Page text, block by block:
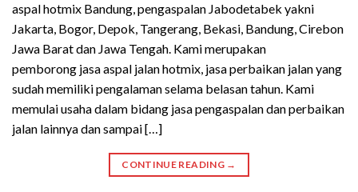
aspal hotmix Bandung, pengaspalan Jabodetabek yakni
Jakarta, Bogor, Depok, Tangerang, Bekasi, Bandung, Cirebon
Jawa Barat dan Jawa Tengah. Kami merupakan
pemborong jasa aspal jalan hotmix, jasa perbaikan jalan yang
sudah memiliki pengalaman selama belasan tahun. Kami
memulai usaha dalam bidang jasa pengaspalan dan perbaikan
jalan lainnya dan sampai […]
CONTINUE READING →